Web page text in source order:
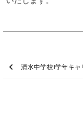
清水中学校1学年キャリア学